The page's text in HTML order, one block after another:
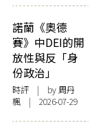
諾蘭《奧德
賽》中DEI的開
放性與反「身
份政治」
時評 | by周丹
楓 | 2026-07-29